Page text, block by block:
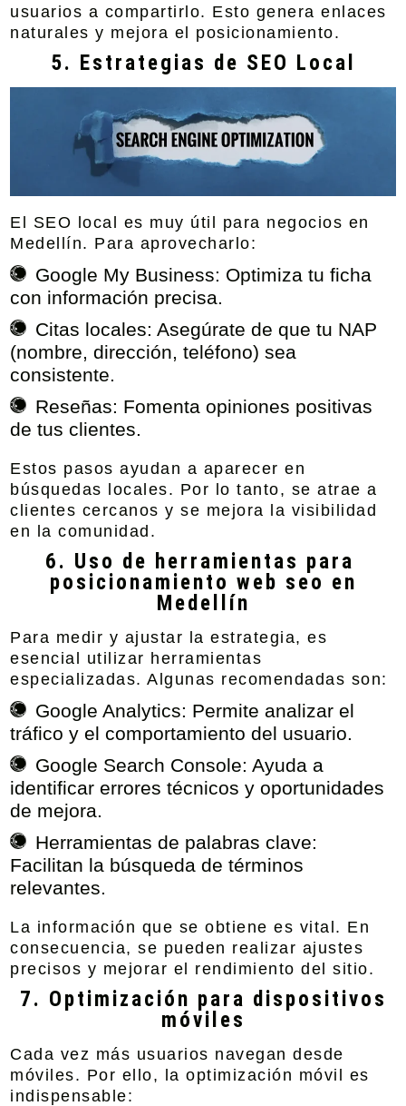
usuarios a compartirlo. Esto genera enlaces
naturales y mejora el posicionamiento.
5. Estrategias de SEO Local
El SEO local es muy útil para negocios en
Medellín. Para aprovecharlo:
Google My Business: Optimiza tu ficha
con información precisa.
Citas locales: Asegúrate de que tu NAP
(nombre, dirección, teléfono) sea
consistente.
Reseñas: Fomenta opiniones positivas
de tus clientes.
Estos pasos ayudan a aparecer en
búsquedas locales. Por lo tanto, se atrae a
clientes cercanos y se mejora la visibilidad
en la comunidad.
6. Uso de herramientas para
posicionamiento web seo en
Medellín
Para medir y ajustar la estrategia, es
esencial utilizar herramientas
especializadas. Algunas recomendadas son:
Google Analytics: Permite analizar el
tráfico y el comportamiento del usuario.
Google Search Console: Ayuda a
identificar errores técnicos y oportunidades
de mejora.
Herramientas de palabras clave:
Facilitan la búsqueda de términos
relevantes.
La información que se obtiene es vital. En
consecuencia, se pueden realizar ajustes
precisos y mejorar el rendimiento del sitio.
7. Optimización para dispositivos
móviles
Cada vez más usuarios navegan desde
móviles. Por ello, la optimización móvil es
indispensable: